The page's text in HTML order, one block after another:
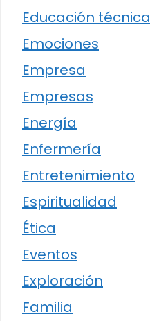
Educación técnica
Emociones
Empresa
Empresas
Energía
Enfermería
Entretenimiento
Espiritualidad
Ética
Eventos
Exploración
Familia